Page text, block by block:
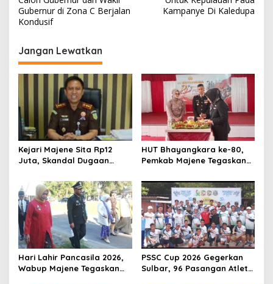
v
i
g
a
i
p
o
s
Gubernur di Zona C Berjalan
Kondusif
Kampanye Di Kaledupa
Jangan Lewatkan
Kejari Majene Sita Rp12
Juta, Skandal Dugaan
Mulai Terkuak
HUT Bhayangkara ke-80,
Pemkab Majene Tegaskan
Polri: “Tetap di Hati
Masyarakat”
Hari Lahir Pancasila 2026,
Wabup Majene Tegaskan
PSSC Cup 2026 Gegerkan
Sulbar, 96 Pasangan Atlet